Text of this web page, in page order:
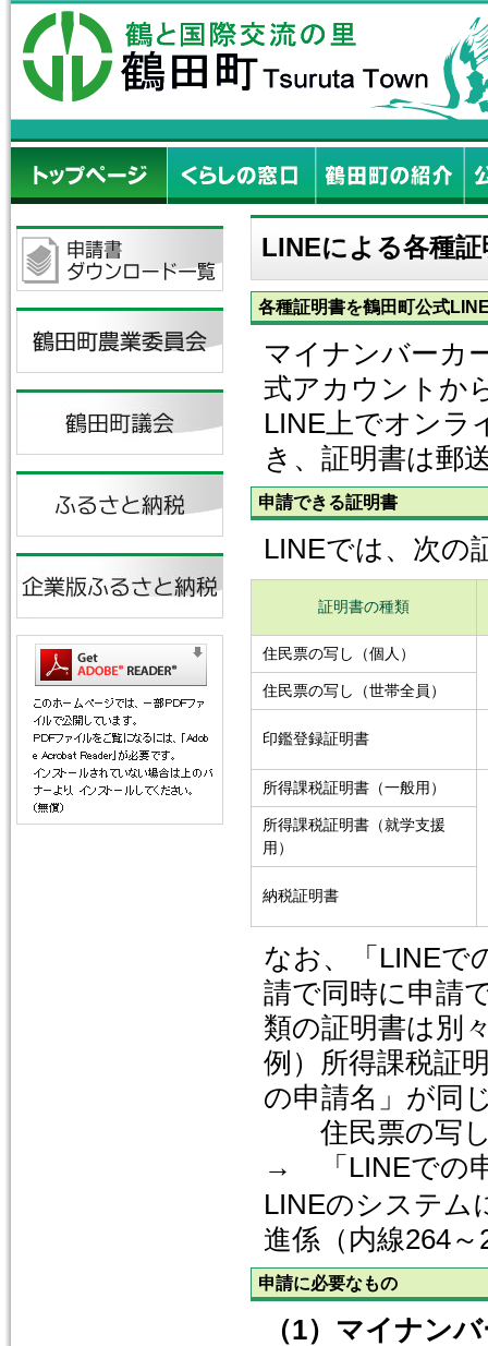
LINEによる各種
各種証明書を鶴田町公式
マイナンバーカ
式アカウントか
LINE上でオンラ
き、証明書は郵
申請できる証明書
LINEでは、次の
証明書の種類
住民票の写し（個人）
住民票の写し（世帯全員）
印鑑登録証明書
所得課税証明書（一般用）
所得課税証明書（就学支援
用）
納税証明書
なお、「LINEで
請で同時に申請
類の証明書は別
例）所得課税証
の申請名」が同
住民票の写し
→ 「LINEでの
LINEのシステム
進係（内線264
申請に必要なもの
（1）マイナン